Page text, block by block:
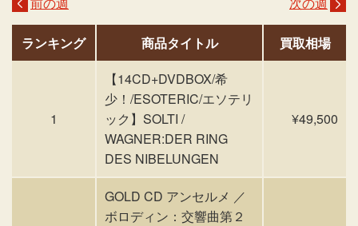
ランキング 商品タイトル 買取相場
1
【14CD+DVDBOX/希
少！/ESOTERIC/エソテリ
ック】SOLTI /
WAGNER:DER RING
DES NIBELUNGEN
¥49,500
GOLD CD アンセルメ ／
ボロディン：交響曲第２